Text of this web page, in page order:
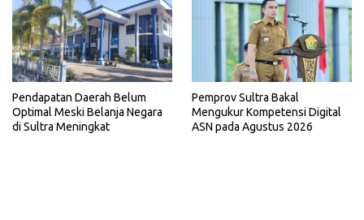
Pendapatan Daerah Belum
Optimal Meski Belanja Negara
di Sultra Meningkat
Pemprov Sultra Bakal
Mengukur Kompetensi Digital
ASN pada Agustus 2026